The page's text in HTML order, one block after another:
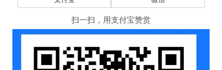
扫一扫，用支付宝赞赏